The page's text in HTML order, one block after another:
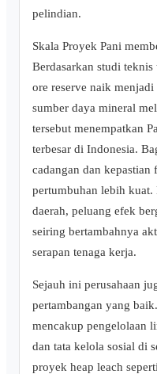
pelindian.
Skala Proyek Pani
Berdasarkan studi
ore reserve naik
sumber daya mineral
tersebut menempatkan
terbesar di Indonesia.
cadangan dan kepastian
pertumbuhan lebih
daerah, peluang efek
seiring bertambahnya
serapan tenaga kerja.
Sejauh ini perusahaan
pertambangan yang
mencakup pengelolaan
dan tata kelola sosial di
proyek heap leach